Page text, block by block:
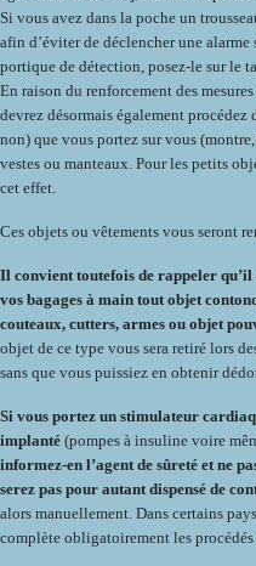
Si vous avez dans la poche un
afin d’éviter de déclencher une alarme
portique de détection, posez-le sur le
En raison du renforcement des
devrez désormais également
non) que vous portez sur vous
vestes ou manteaux. Pour les petits
cet effet.
Ces objets ou vêtements vous seront
Il convient toutefois de rappeler
vos bagages à main tout objet
couteaux, cutters, armes ou objet
objet de ce type vous sera retiré lors
sans que vous puissiez en obtenir
Si vous portez un stimulateur
implanté (pompes à insuline voire
informez-en l’agent de sûreté et ne
serez pas pour autant dispensé de
alors manuellement. Dans certains
complète obligatoirement les